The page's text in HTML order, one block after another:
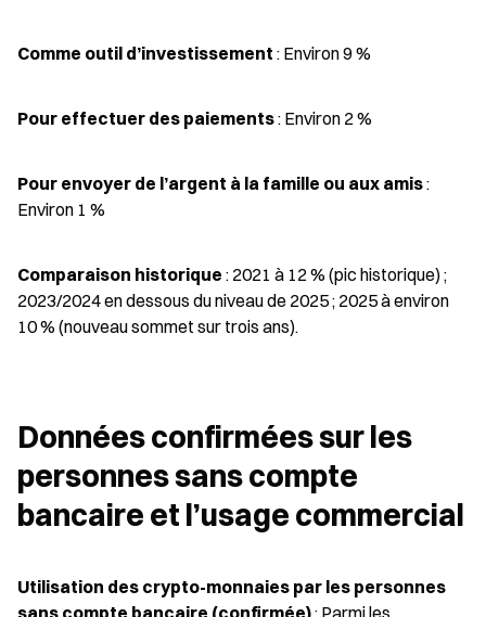
Comme outil d’investissement : Environ 9 %
Pour effectuer des paiements : Environ 2 %
Pour envoyer de l’argent à la famille ou aux amis :
Environ 1 %
Comparaison historique : 2021 à 12 % (pic historique) ;
2023/2024 en dessous du niveau de 2025 ; 2025 à environ
10 % (nouveau sommet sur trois ans).
Données confirmées sur les
personnes sans compte
bancaire et l’usage commercial
Utilisation des crypto-monnaies par les personnes
sans compte bancaire (confirmée) : Parmi les